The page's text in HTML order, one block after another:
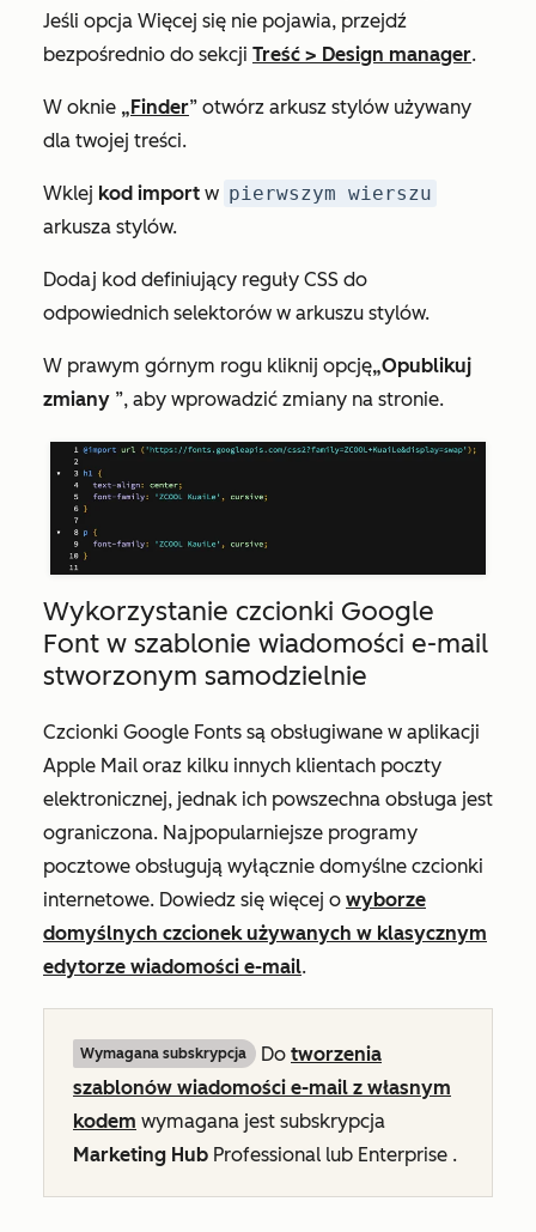
Jeśli opcja Więcej się nie pojawia, przejdź
bezpośrednio do sekcji Treść > Design manager.
W oknie „Finder” otwórz arkusz stylów używany
dla twojej treści.
Wklej kod import w pierwszym wierszu
arkusza stylów.
Dodaj kod definiujący reguły CSS do
odpowiednich selektorów w arkuszu stylów.
W prawym górnym rogu kliknij opcję„Opublikuj
zmiany ”, aby wprowadzić zmiany na stronie.
Wykorzystanie czcionki Google
Font w szablonie wiadomości e-mail
stworzonym samodzielnie
Czcionki Google Fonts są obsługiwane w aplikacji
Apple Mail oraz kilku innych klientach poczty
elektronicznej, jednak ich powszechna obsługa jest
ograniczona. Najpopularniejsze programy
pocztowe obsługują wyłącznie domyślne czcionki
internetowe. Dowiedz się więcej o wyborze
domyślnych czcionek używanych w klasycznym
edytorze wiadomości e-mail.
Wymagana subskrypcja Do tworzenia
szablonów wiadomości e-mail z własnym
kodem wymagana jest subskrypcja
Marketing Hub Professional lub Enterprise .